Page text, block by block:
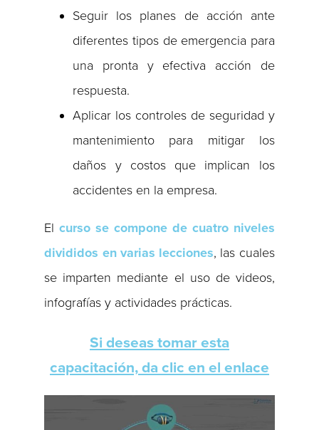
Seguir los planes de acción ante
diferentes tipos de emergencia para
una pronta y efectiva acción de
respuesta.
Aplicar los controles de seguridad y
mantenimiento para mitigar los
daños y costos que implican los
accidentes en la empresa.
Elcurso se compone de cuatro niveles
divididos en varias lecciones, las cuales
se imparten mediante el uso de videos,
infografías y actividades prácticas.
Si deseas tomar esta
capacitación, da clic en el enlace